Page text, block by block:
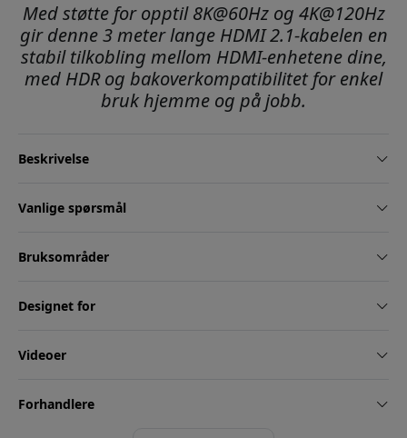
Med støtte for opptil 8K@60Hz og 4K@120Hz
gir denne 3 meter lange HDMI 2.1-kabelen en
stabil tilkobling mellom HDMI-enhetene dine,
med HDR og bakoverkompatibilitet for enkel
bruk hjemme og på jobb.
Beskrivelse
Vanlige spørsmål
Bruksområder
Designet for
Videoer
Forhandlere